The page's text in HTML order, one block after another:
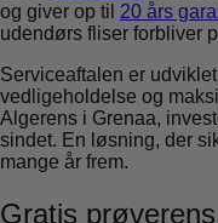
og giver op til 20 års
udendørs fliser forbliver
Serviceaftalen er
vedligeholdelse og
Algerens i Grenaa,
sindet. En løsning, der
mange år frem.
Gratis